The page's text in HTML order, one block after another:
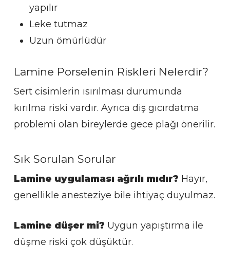
yapılır
Leke tutmaz
Uzun ömürlüdür
Lamine Porselenin Riskleri Nelerdir?
Sert cisimlerin ısırılması durumunda
kırılma riski vardır. Ayrıca diş gıcırdatma
problemi olan bireylerde gece plağı önerilir.
Sık Sorulan Sorular
Lamine uygulaması ağrılı mıdır? Hayır,
genellikle anesteziye bile ihtiyaç duyulmaz.
Lamine düşer mi? Uygun yapıştırma ile
düşme riski çok düşüktür.